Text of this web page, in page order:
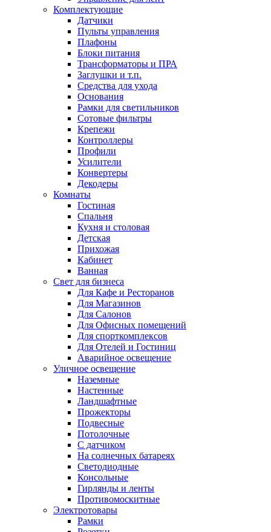
Комплектующие
Датчики
Пульты управления
Плафоны
Блоки питания
Трансформаторы и ПРА
Заглушки и т.п.
Средства для ухода
Основания
Рамки для светильников
Сотовые фильтры
Крепежи
Контроллеры
Профили
Усилители
Конвертеры
Декодеры
Комнаты
Гостиная
Спальня
Кухня и столовая
Детская
Прихожая
Кабинет
Ванная
Свет для бизнеса
Для Кафе и Ресторанов
Для Магазинов
Для Салонов
Для Офисных помещений
Для спорткомплексов
Для Отелей и Гостиниц
Аварийное освещение
Уличное освещение
Наземные
Настенные
Ландшафтные
Прожекторы
Подвесные
Потолочные
С датчиком
На солнечных батареях
Светодиодные
Консольные
Гирлянды и ленты
Противомоскитные
Электротовары
Рамки